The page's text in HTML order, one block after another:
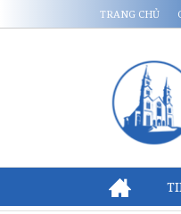
TRANG CHỦ